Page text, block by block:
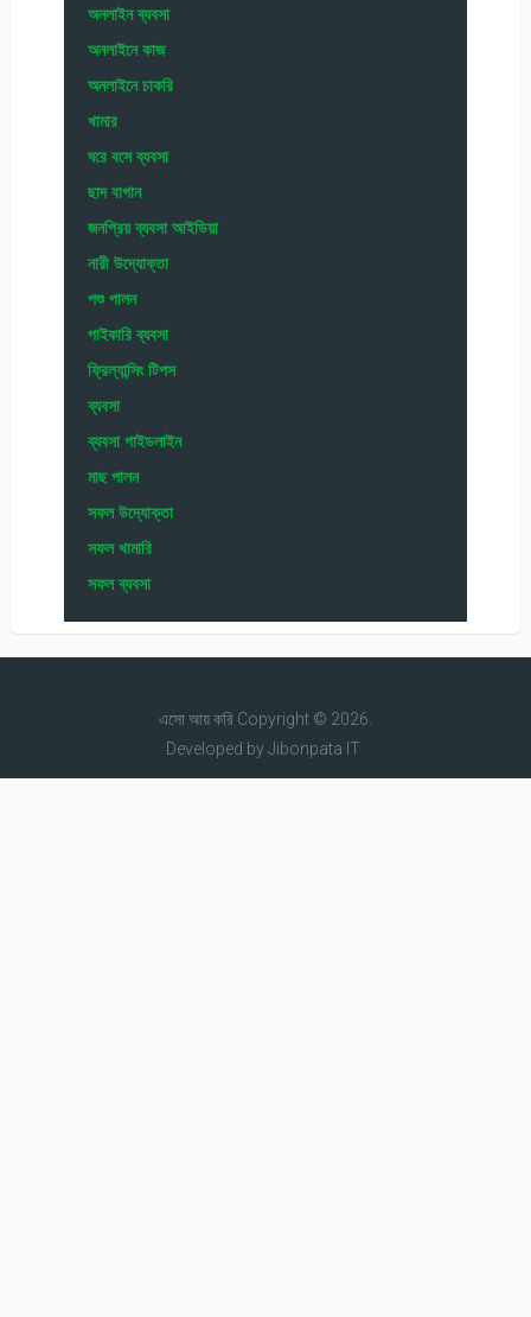
অনলাইন ব্যবসা
অনলাইনে কাজ
অনলাইনে চাকরি
খামার
ঘরে বসে ব্যবসা
ছাদ বাগান
জনপ্রিয় ব্যবসা আইডিয়া
নারী উদ্যোক্তা
পশু পালন
পাইকারি ব্যবসা
ফ্রিল্যান্সিং টিপস
ব্যবসা
ব্যবসা গাইডলাইন
মাছ পালন
সফল উদ্যোক্তা
সফল খামারি
সফল ব্যবসা
এসো আয় করিCopyright © 2026.
Developed byJibonpata IT